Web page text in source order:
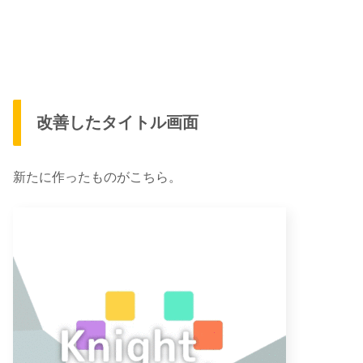
改善したタイトル画面
新たに作ったものがこちら。